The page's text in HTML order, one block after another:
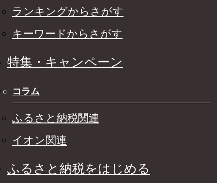
ランキングからさがす
キーワードからさがす
特集・キャンペーン
コラム
ふるさと納税関連
イオン関連
ふるさと納税をはじめる